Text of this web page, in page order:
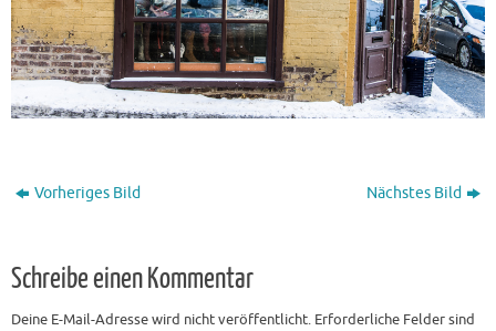
Vorheriges Bild Nächstes Bild
Schreibe einen Kommentar
Deine E-Mail-Adresse wird nicht veröffentlicht. Erforderliche Felder sind